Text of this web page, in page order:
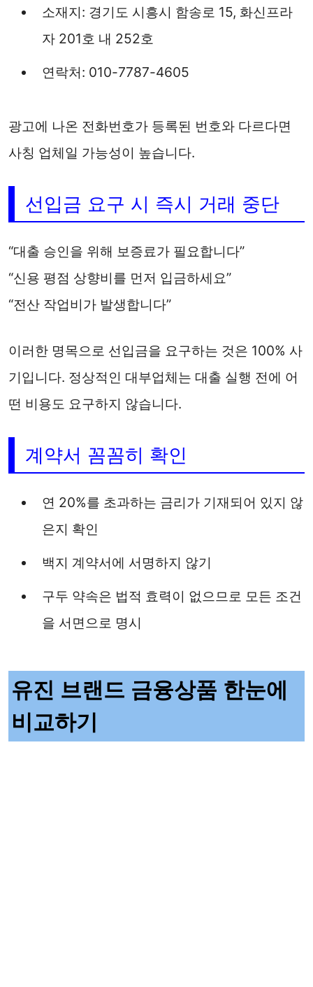
소재지: 경기도 시흥시 함송로 15, 화신프라
자 201호 내 252호
연락처: 010-7787-4605
광고에 나온 전화번호가 등록된 번호와 다르다면
사칭 업체일 가능성이 높습니다.
선입금 요구 시 즉시 거래 중단
“대출 승인을 위해 보증료가 필요합니다”
“신용 평점 상향비를 먼저 입금하세요”
“전산 작업비가 발생합니다”
이러한 명목으로 선입금을 요구하는 것은 100% 사
기입니다. 정상적인 대부업체는 대출 실행 전에 어
떤 비용도 요구하지 않습니다.
계약서 꼼꼼히 확인
연 20%를 초과하는 금리가 기재되어 있지 않
은지 확인
백지 계약서에 서명하지 않기
구두 약속은 법적 효력이 없으므로 모든 조건
을 서면으로 명시
유진 브랜드 금융상품 한눈에
비교하기